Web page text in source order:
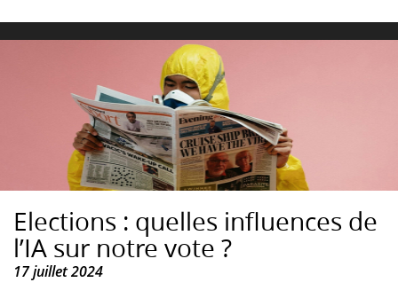
Elections : quelles influences de
l’IA sur notre vote ?
17 juillet 2024